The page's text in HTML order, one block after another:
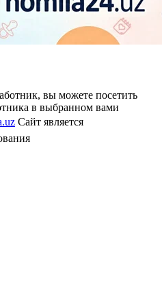
вы можете посетить
в выбранном вами
Сайт является